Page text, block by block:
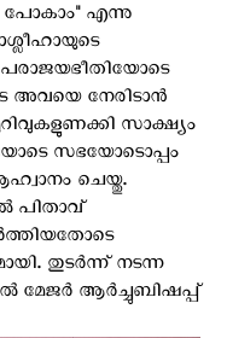
പോകാം" എന്നു
അവയെ നേരിടാൻ
സാക്ഷ്യം
സഭയോടൊപ്പം
ചെയ്തു.
പിതാവ്
തുടർന്ന് നടന്ന
മേജർ ആർച്ചുബിഷപ്പ്